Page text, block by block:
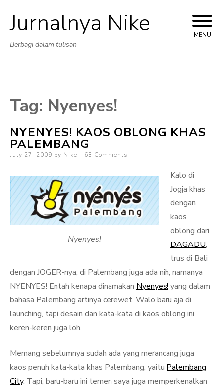
Skip
Jurnalnya Nike
Berbagi dalam tulisan
MENU
Tag: Nyenyes!
NYENYES! KAOS OBLONG KHAS
PALEMBANG
Posted
July 27, 2009 by Nike 63 Comments
Nyenyes!
Kalo di
Jogja khas
dengan
kaos
oblong dari
DAGADU,
trus di Bali
dengan JOGER-nya, di Palembang juga ada nih, namanya
NYENYES! Entah kenapa dinamakan Nyenyes! yang dalam
bahasa Palembang artinya cerewet. Walo baru aja di
launching, tapi desain dan kata-kata di kaos oblong ini
keren-keren juga loh.
Memang sebelumnya sudah ada yang merancang juga
kaos penuh kata-kata khas Palembang, yaitu Palembang
City. Tapi, baru-baru ini temen saya juga memperkenalkan